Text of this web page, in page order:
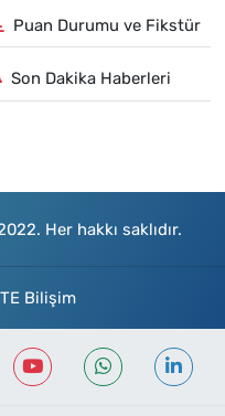
Puan Durumu ve Fikstür
Son Dakika Haberleri
Her hakkı saklıdır.
TE Bilişim